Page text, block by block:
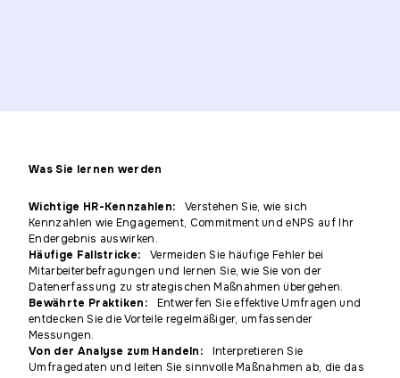
Was Sie lernen werden
Wichtige HR-Kennzahlen: Verstehen Sie, wie sich
Kennzahlen wie Engagement, Commitment und eNPS auf Ihr
Endergebnis auswirken.
Häufige Fallstricke: Vermeiden Sie häufige Fehler bei
Mitarbeiterbefragungen und lernen Sie, wie Sie von der
Datenerfassung zu strategischen Maßnahmen übergehen.
Bewährte Praktiken: Entwerfen Sie effektive Umfragen und
entdecken Sie die Vorteile regelmäßiger, umfassender
Messungen.
Von der Analyse zum Handeln: Interpretieren Sie
Umfragedaten und leiten Sie sinnvolle Maßnahmen ab, die das